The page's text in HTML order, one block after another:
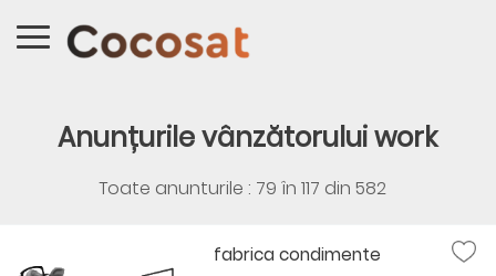
Anunțurile vânzătorului work
Toate anunturile : 79 în 117 din 582
fabrica condimente